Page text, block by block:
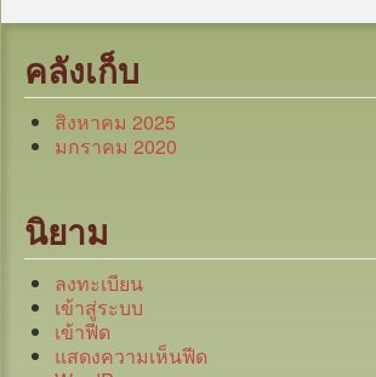
คลังเก็บ
สิงหาคม 2025
มกราคม 2020
นิยาม
ลงทะเบียน
เข้าสู่ระบบ
เข้าฟีด
แสดงความเห็นฟีด